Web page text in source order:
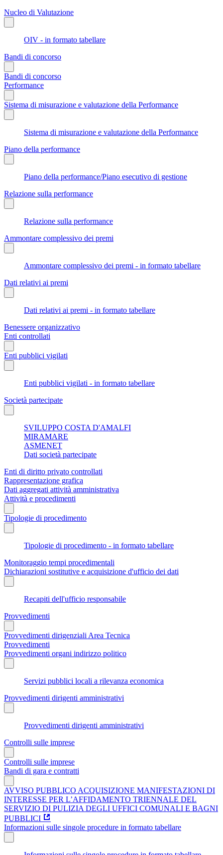
Nucleo di Valutazione
OIV - in formato tabellare
Bandi di concorso
Bandi di concorso
Performance
Sistema di misurazione e valutazione della Performance
Sistema di misurazione e valutazione della Performance
Piano della performance
Piano della performance/Piano esecutivo di gestione
Relazione sulla performance
Relazione sulla performance
Ammontare complessivo dei premi
Ammontare complessivo dei premi - in formato tabellare
Dati relativi ai premi
Dati relativi ai premi - in formato tabellare
Benessere organizzativo
Enti controllati
Enti pubblici vigilati
Enti pubblici vigilati - in formato tabellare
Società partecipate
SVILUPPO COSTA D'AMALFI
MIRAMARE
ASMENET
Dati società partecipate
Enti di diritto privato controllati
Rappresentazione grafica
Dati aggregati attività amministrativa
Attività e procedimenti
Tipologie di procedimento
Tipologie di procedimento - in formato tabellare
Monitoraggio tempi procedimentali
Dichiarazioni sostitutive e acquisizione d'ufficio dei dati
Recapiti dell'ufficio responsabile
Provvedimenti
Provvedimenti dirigenziali Area Tecnica
Provvedimenti
Provvedimenti organi indirizzo politico
Servizi pubblici locali a rilevanza economica
Provvedimenti dirigenti amministrativi
Provvedimenti dirigenti amministrativi
Controlli sulle imprese
Controlli sulle imprese
Bandi di gara e contratti
AVVISO PUBBLICO ACQUISIZIONE MANIFESTAZIONI DI
INTERESSE PER L’AFFIDAMENTO TRIENNALE DEL
SERVIZIO DI PULIZIA DEGLI UFFICI COMUNALI E BAGNI
PUBBLICI
Informazioni sulle singole procedure in formato tabellare